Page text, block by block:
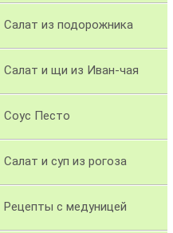
Салат из подорожника
Салат и щи из Иван-чая
Соус Песто
Салат и суп из рогоза
Рецепты с медуницей